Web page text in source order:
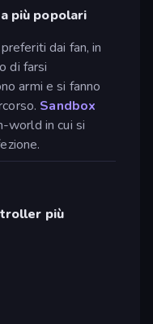
più popolari
dai fan, in
di farsi
armi e si fanno
Sandbox
world in cui si
più